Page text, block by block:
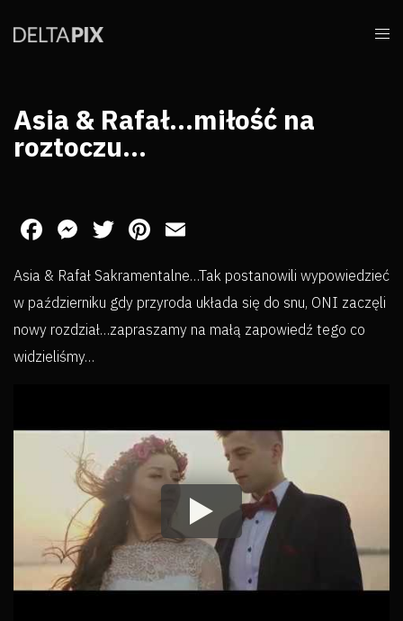
Asia & Rafał…miłość na
roztoczu…
Facebook
Messenger
TwitterPinterest
Asia & Rafał Sakramentalne…Tak postanowili wypowiedzieć
w październiku gdy przyroda układa się do snu, ONI zaczęli
nowy rozdział…zapraszamy na małą zapowiedź tego co
widzieliśmy…